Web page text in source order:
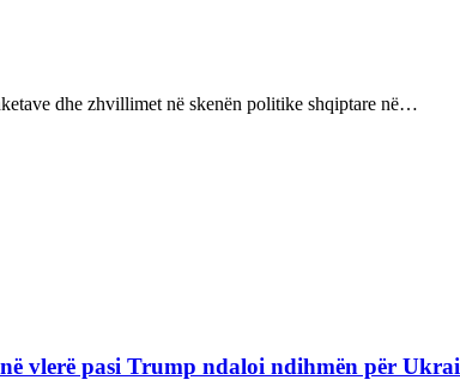
dhe zhvillimet në skenën politike shqiptare në…
vlerë pasi Trump ndaloi ndihmën për